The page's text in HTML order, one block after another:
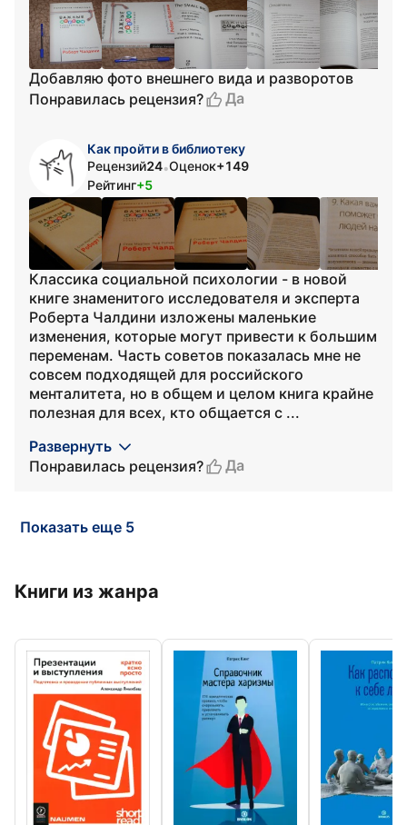
Добавляю фото внешнего вида и разворотов
Понравилась рецензия?
Да
Как пройти в библиотеку
Рецензий24•Оценок+149
Рейтинг+5
Классика социальной психологии - в новой
книге знаменитого исследователя и эксперта
Роберта Чалдини изложены маленькие
изменения, которые могут привести к большим
переменам. Часть советов показалась мне не
совсем подходящей для российского
менталитета, но в общем и целом книга крайне
полезная для всех, кто общается с ...
Развернуть
Понравилась рецензия?
Да
Показать еще 5
Книги из жанра